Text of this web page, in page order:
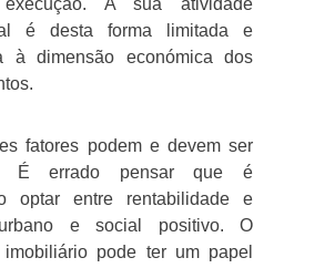
A sua atividade
é desta forma limitada e
à dimensão económica dos
fatores podem e devem ser
É errado pensar que é
optar entre rentabilidade e
e social positivo. O
imobiliário pode ter um papel